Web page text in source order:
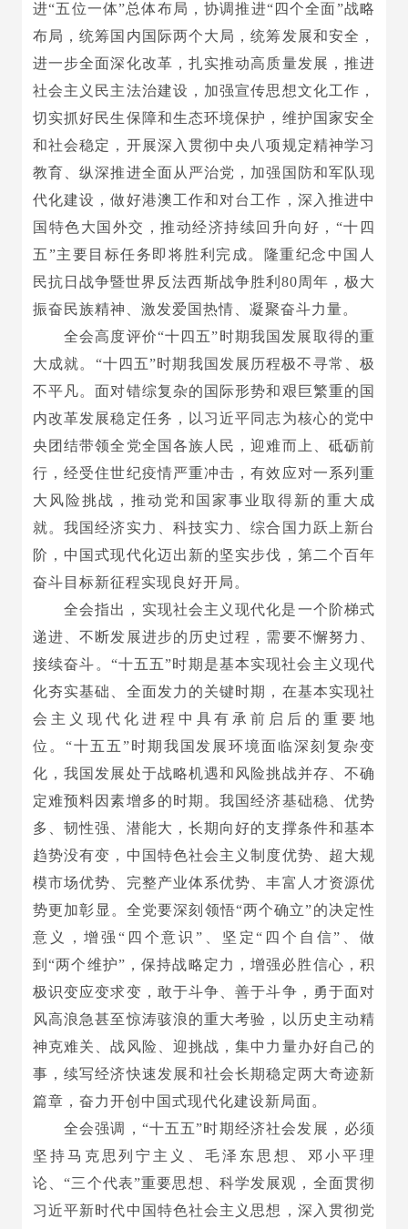
进“五位一体”总体布局，协调推进“四个全面”战略
布局，统筹国内国际两个大局，统筹发展和安全，
进一步全面深化改革，扎实推动高质量发展，推进
社会主义民主法治建设，加强宣传思想文化工作，
切实抓好民生保障和生态环境保护，维护国家安全
和社会稳定，开展深入贯彻中央八项规定精神学习
教育、纵深推进全面从严治党，加强国防和军队现
代化建设，做好港澳工作和对台工作，深入推进中
国特色大国外交，推动经济持续回升向好，“十四
五”主要目标任务即将胜利完成。隆重纪念中国人
民抗日战争暨世界反法西斯战争胜利80周年，极大
振奋民族精神、激发爱国热情、凝聚奋斗力量。
全会高度评价“十四五”时期我国发展取得的重
大成就。“十四五”时期我国发展历程极不寻常、极
不平凡。面对错综复杂的国际形势和艰巨繁重的国
内改革发展稳定任务，以习近平同志为核心的党中
央团结带领全党全国各族人民，迎难而上、砥砺前
行，经受住世纪疫情严重冲击，有效应对一系列重
大风险挑战，推动党和国家事业取得新的重大成
就。我国经济实力、科技实力、综合国力跃上新台
阶，中国式现代化迈出新的坚实步伐，第二个百年
奋斗目标新征程实现良好开局。
全会指出，实现社会主义现代化是一个阶梯式
递进、不断发展进步的历史过程，需要不懈努力、
接续奋斗。“十五五”时期是基本实现社会主义现代
化夯实基础、全面发力的关键时期，在基本实现社
会主义现代化进程中具有承前启后的重要地
位。“十五五”时期我国发展环境面临深刻复杂变
化，我国发展处于战略机遇和风险挑战并存、不确
定难预料因素增多的时期。我国经济基础稳、优势
多、韧性强、潜能大，长期向好的支撑条件和基本
趋势没有变，中国特色社会主义制度优势、超大规
模市场优势、完整产业体系优势、丰富人才资源优
势更加彰显。全党要深刻领悟“两个确立”的决定性
意义，增强“四个意识”、坚定“四个自信”、做
到“两个维护”，保持战略定力，增强必胜信心，积
极识变应变求变，敢于斗争、善于斗争，勇于面对
风高浪急甚至惊涛骇浪的重大考验，以历史主动精
神克难关、战风险、迎挑战，集中力量办好自己的
事，续写经济快速发展和社会长期稳定两大奇迹新
篇章，奋力开创中国式现代化建设新局面。
全会强调，“十五五”时期经济社会发展，必须
坚持马克思列宁主义、毛泽东思想、邓小平理
论、“三个代表”重要思想、科学发展观，全面贯彻
习近平新时代中国特色社会主义思想，深入贯彻党